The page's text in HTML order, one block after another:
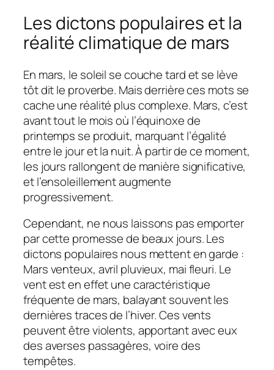
Les dictons populaires et la
réalité climatique de mars
En mars, le soleil se couche tard et se lève
tôt dit le proverbe. Mais derrière ces mots se
cache une réalité plus complexe. Mars, c’est
avant tout le mois où l’équinoxe de
printemps se produit, marquant l’égalité
entre le jour et la nuit. À partir de ce moment,
les jours rallongent de manière significative,
et l’ensoleillement augmente
progressivement.
Cependant, ne nous laissons pas emporter
par cette promesse de beaux jours. Les
dictons populaires nous mettent en garde :
Mars venteux, avril pluvieux, mai fleuri. Le
vent est en effet une caractéristique
fréquente de mars, balayant souvent les
dernières traces de l’hiver. Ces vents
peuvent être violents, apportant avec eux
des averses passagères, voire des
tempêtes.